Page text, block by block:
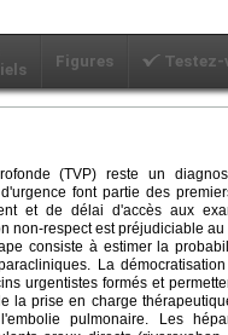
Figures Testez-
(TVP) reste un
font partie des
et de délai d'accès aux
non-respect est préjudiciable
consiste à estimer la
La
urgentistes formés et
la prise en charge
pulmonaire. Les